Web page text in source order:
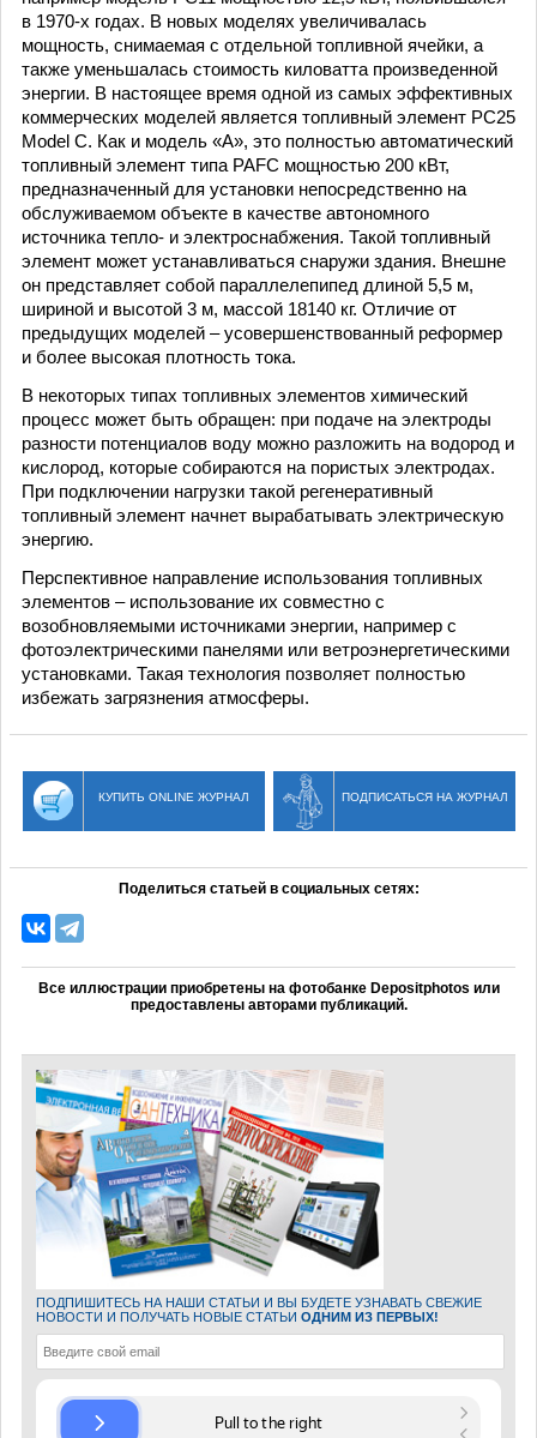
в 1970-х годах. В новых моделях увеличивалась
мощность, снимаемая с отдельной топливной ячейки, а
также уменьшалась стоимость киловатта произведенной
энергии. В настоящее время одной из самых эффективных
коммерческих моделей является топливный элемент PC25
Model C. Как и модель «A», это полностью автоматический
топливный элемент типа PAFC мощностью 200 кВт,
предназначенный для установки непосредственно на
обслуживаемом объекте в качестве автономного
источника тепло- и электроснабжения. Такой топливный
элемент может устанавливаться снаружи здания. Внешне
он представляет собой параллелепипед длиной 5,5 м,
шириной и высотой 3 м, массой 18140 кг. Отличие от
предыдущих моделей – усовершенствованный реформер
и более высокая плотность тока.
В некоторых типах топливных элементов химический
процесс может быть обращен: при подаче на электроды
разности потенциалов воду можно разложить на водород и
кислород, которые собираются на пористых электродах.
При подключении нагрузки такой регенеративный
топливный элемент начнет вырабатывать электрическую
энергию.
Перспективное направление использования топливных
элементов – использование их совместно с
возобновляемыми источниками энергии, например c
фотоэлектрическими панелями или ветроэнергетическими
установками. Такая технология позволяет полностью
избежать загрязнения атмосферы.
КУПИТЬ ONLINE ЖУРНАЛ ПОДПИСАТЬСЯ НА ЖУРНАЛ
Поделиться статьей в социальных сетях:
Все иллюстрации приобретены на фотобанке Depositphotos или
предоставлены авторами публикаций.
ПОДПИШИТЕСЬ НА НАШИ СТАТЬИ И ВЫ БУДЕТЕ УЗНАВАТЬ СВЕЖИЕ
НОВОСТИ И ПОЛУЧАТЬ НОВЫЕ СТАТЬИ ОДНИМ ИЗ ПЕРВЫХ!